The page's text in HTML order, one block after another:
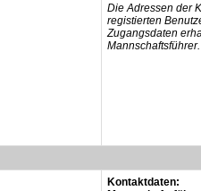
Die Adressen der
registierten
Zugangsdaten
Mannschaftsführer.
Kontaktdaten: